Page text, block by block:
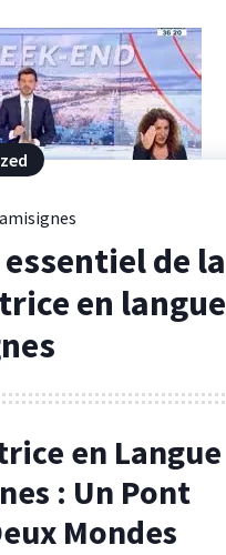
de la
en langue
en Langue
: Un Pont
Mondes